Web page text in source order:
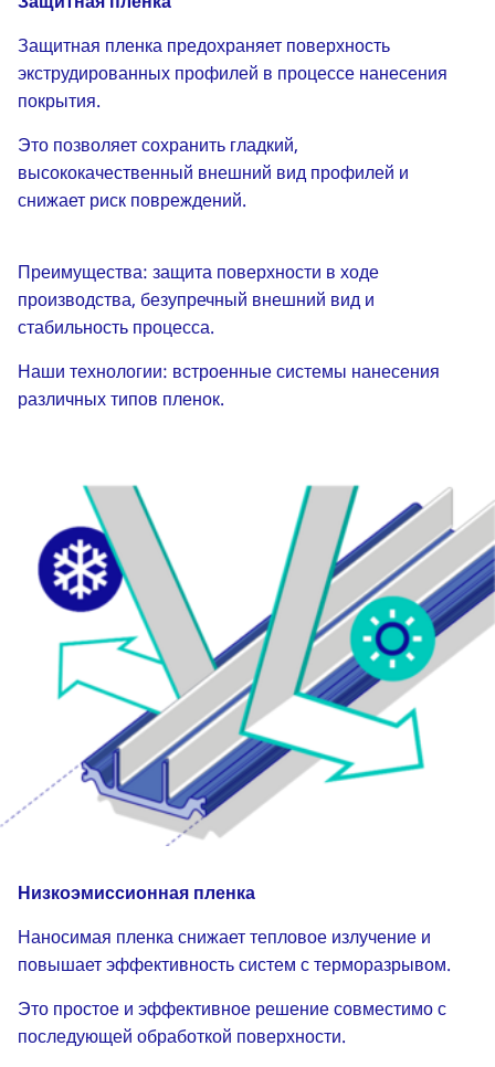
Защитная пленка предохраняет поверхность
экструдированных профилей в процессе нанесения
покрытия.
Это позволяет сохранить гладкий,
высококачественный внешний вид профилей и
снижает риск повреждений.
Преимущества: защита поверхности в ходе
производства, безупречный внешний вид и
стабильность процесса.
Наши технологии: встроенные системы нанесения
различных типов пленок.
Низкоэмиссионная пленка
Наносимая пленка снижает тепловое излучение и
повышает эффективность систем с терморазрывом.
Это простое и эффективное решение совместимо с
последующей обработкой поверхности.